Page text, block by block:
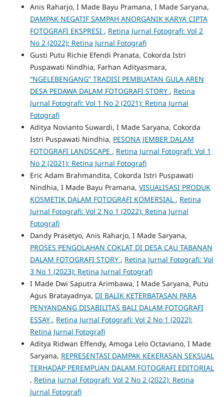
Anis Raharjo, I Made Bayu Pramana, I Made Saryana,
DAMPAK NEGATIF SAMPAH ANORGANIK KARYA CIPTA
FOTOGRAFI EKSPRESI , Retina Jurnal Fotografi: Vol 2
No 2 (2022): Retina Jurnal Fotografi
Gusti Putu Richie Efendi Pranata, Cokorda Istri
Puspawati Nindhia, Farhan Adityasmara,
“NGELEBENGANG” TRADISI PEMBUATAN GULA AREN
DESA PEDAWA DALAM FOTOGRAFI STORY , Retina
Jurnal Fotografi: Vol 1 No 2 (2021): Retina Jurnal
Fotografi
Aditya Novianto Suwardi, I Made Saryana, Cokorda
Istri Puspawati Nindhia, PESONA JEMBER DALAM
FOTOGRAFI LANDSCAPE , Retina Jurnal Fotografi: Vol 1
No 2 (2021): Retina Jurnal Fotografi
Eric Adam Brahmandita, Cokorda Istri Puspawati
Nindhia, I Made Bayu Pramana, VISUALISASI PRODUK
KOSMETIK DALAM FOTOGRAFI KOMERSIAL , Retina
Jurnal Fotografi: Vol 2 No 1 (2022): Retina Jurnal
Fotografi
Dandy Prasetyo, Anis Raharjo, I Made Saryana,
PROSES PENGOLAHAN COKLAT DI DESA CAU TABANAN
DALAM FOTOGRAFI STORY , Retina Jurnal Fotografi: Vol
3 No 1 (2023): Retina Jurnal Fotografi
I Made Dwi Saputra Arimbawa, I Made Saryana, Putu
Agus Bratayadnya, DI BALIK KETERBATASAN PARA
PENYANDANG DISABILITAS BALI DALAM FOTOGRAFI
ESSAY , Retina Jurnal Fotografi: Vol 2 No 1 (2022):
Retina Jurnal Fotografi
Aditya Ridwan Effendy, Amoga Lelo Octaviano, I Made
Saryana, REPRESENTASI DAMPAK KEKERASAN SEKSUAL
TERHADAP PEREMPUAN DALAM FOTOGRAFI EDITORIAL
, Retina Jurnal Fotografi: Vol 2 No 2 (2022): Retina
Jurnal Fotografi